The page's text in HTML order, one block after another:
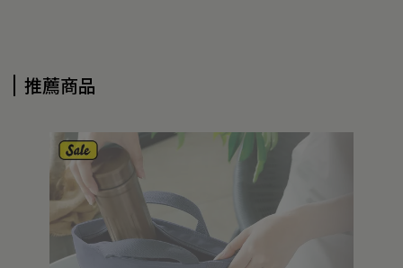
推薦商品